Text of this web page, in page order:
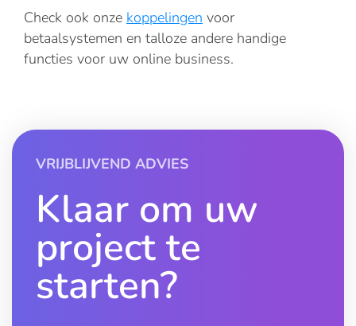
Check ook onze koppelingen voor
betaalsystemen en talloze andere handige
functies voor uw online business.
VRIJBLIJVEND ADVIES
Klaar om uw
project te
starten?